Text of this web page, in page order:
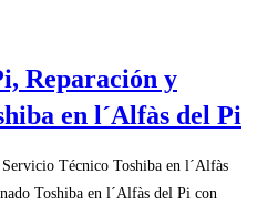
Reparación y
en l´Alfàs del Pi
Técnico Toshiba en l´Alfàs
Toshiba en l´Alfàs del Pi con